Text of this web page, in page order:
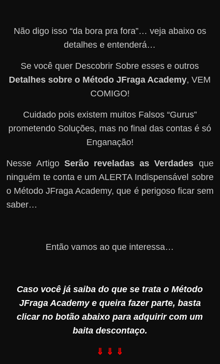
Não digo isso “da bora pra fora”… veja abaixo os
detalhes e entenderá…
Se você quer Descobrir Sobre esses e outros
Detalhes sobre o Método JFraga Academy, VEM
COMIGO!
Cuidado pois existem muitos Falsos “Gurus”
prometendo Soluções, mas no final das contas é só
Enganação!
Nesse Artigo Serão reveladas as Verdades que
ninguém te conta e um ALERTA Indispensável sobre
o Método JFraga Academy, que é perigoso ficar sem
saber…
Então vamos ao que interessa…
Caso você já saiba do que se trata o Método
JFraga Academy e queira fazer parte, basta
clicar no botão abaixo para adquirir com um
baita descontaço.
⇓ ⇓ ⇓